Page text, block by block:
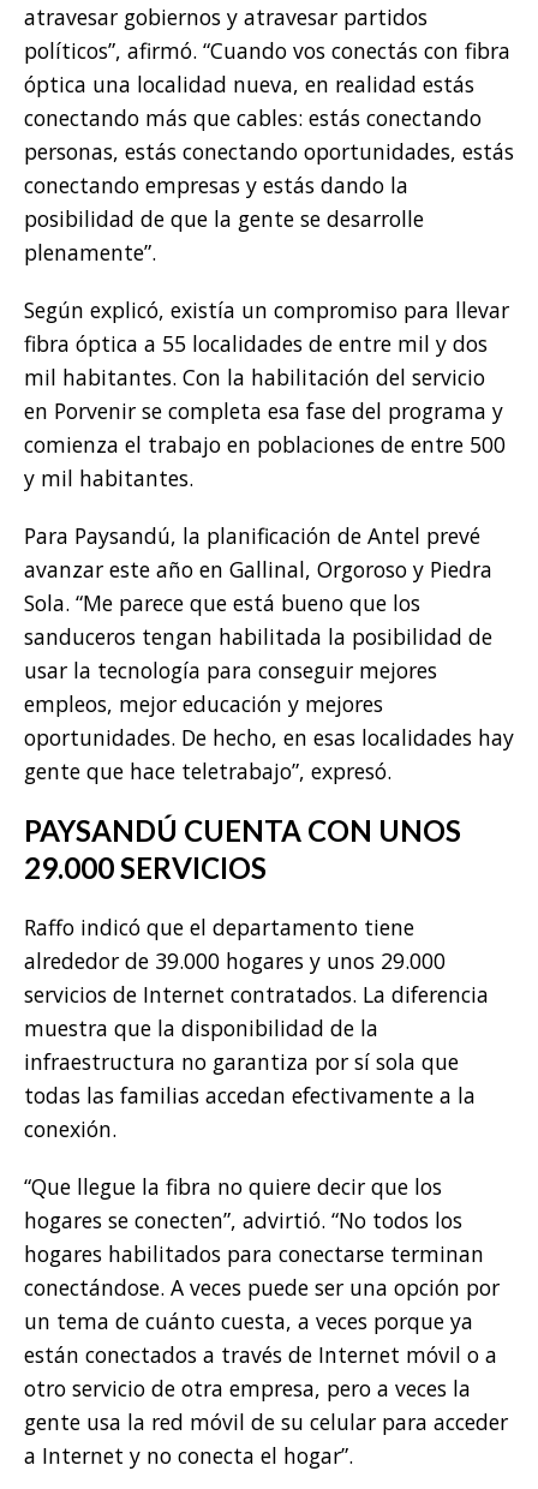
atravesar gobiernos y atravesar partidos
políticos”, afirmó. “Cuando vos conectás con fibra
óptica una localidad nueva, en realidad estás
conectando más que cables: estás conectando
personas, estás conectando oportunidades, estás
conectando empresas y estás dando la
posibilidad de que la gente se desarrolle
plenamente”.
Según explicó, existía un compromiso para llevar
fibra óptica a 55 localidades de entre mil y dos
mil habitantes. Con la habilitación del servicio
en Porvenir se completa esa fase del programa y
comienza el trabajo en poblaciones de entre 500
y mil habitantes.
Para Paysandú, la planificación de Antel prevé
avanzar este año en Gallinal, Orgoroso y Piedra
Sola. “Me parece que está bueno que los
sanduceros tengan habilitada la posibilidad de
usar la tecnología para conseguir mejores
empleos, mejor educación y mejores
oportunidades. De hecho, en esas localidades hay
gente que hace teletrabajo”, expresó.
PAYSANDÚ CUENTA CON UNOS
29.000 SERVICIOS
Raffo indicó que el departamento tiene
alrededor de 39.000 hogares y unos 29.000
servicios de Internet contratados. La diferencia
muestra que la disponibilidad de la
infraestructura no garantiza por sí sola que
todas las familias accedan efectivamente a la
conexión.
“Que llegue la fibra no quiere decir que los
hogares se conecten”, advirtió. “No todos los
hogares habilitados para conectarse terminan
conectándose. A veces puede ser una opción por
un tema de cuánto cuesta, a veces porque ya
están conectados a través de Internet móvil o a
otro servicio de otra empresa, pero a veces la
gente usa la red móvil de su celular para acceder
a Internet y no conecta el hogar”.